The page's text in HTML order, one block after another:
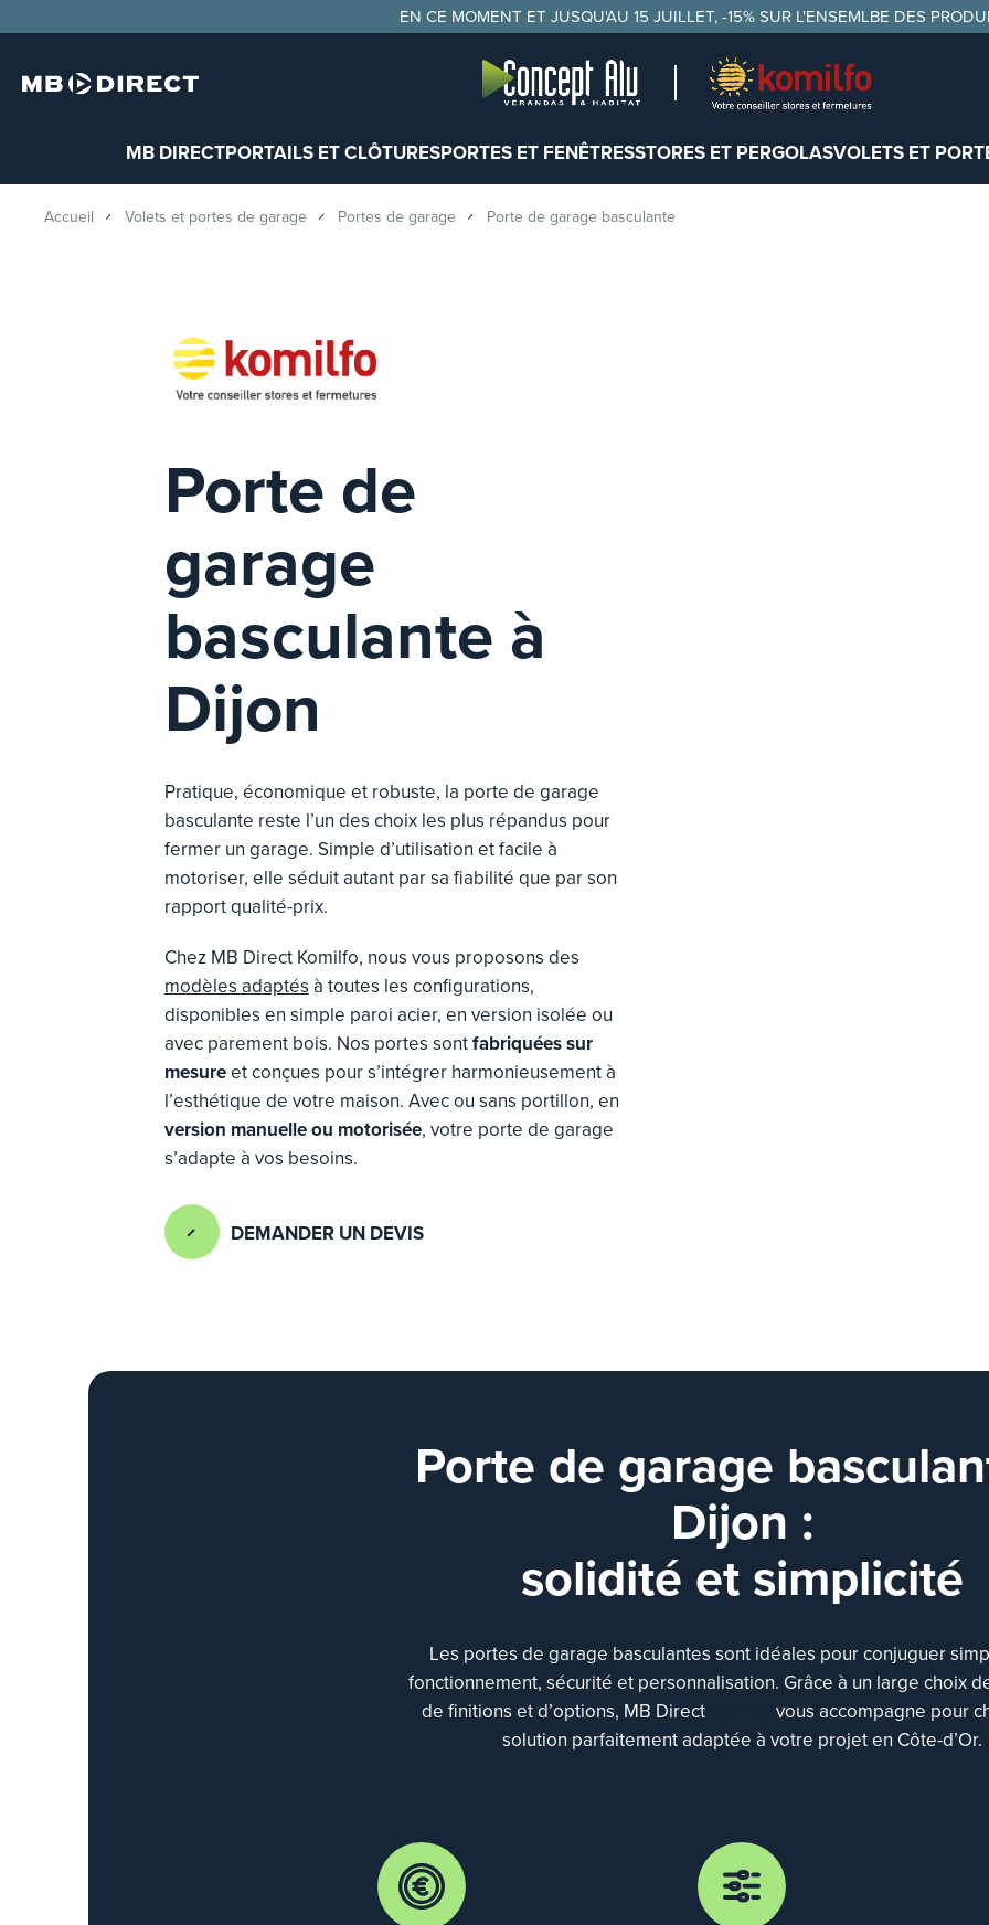
EN CE MOMENT ET JUSQU'AU 15 JUILLET, -15% SUR L'ENSEMLBE DES
MB DIRECTPORTAILS ET CLÔTURESPORTES ET FENÊTRESSTORES ET PERGOLASVOLETS ET
Accueil Volets et portes de garage Portes de garage Porte de garage basculante
Porte de
garage
basculante à
Dijon
Pratique, économique et robuste, la porte de garage
basculante reste l’un des choix les plus répandus pour
fermer un garage. Simple d’utilisation et facile à
motoriser, elle séduit autant par sa fiabilité que par son
rapport qualité-prix.
Chez MB Direct Komilfo, nous vous proposons des
modèles adaptés à toutes les configurations,
disponibles en simple paroi acier, en version isolée ou
avec parement bois. Nos portes sontfabriquées sur
mesureet conçues pour s’intégrer harmonieusement à
l’esthétique de votre maison. Avec ou sans portillon, en
version manuelle ou motorisée, votre porte de garage
s’adapte à vos besoins.
DEMANDER UN DEVIS
Porte de garage
Dijon :
solidité et simplicité
Les portes de garage basculantes sont idéales pour conjuguer
fonctionnement, sécurité et personnalisation. Grâce à un large choix
de finitions et d’options, MB Direct
vous accompagne pour
solution parfaitement adaptée à votre projet en Côte-d’Or.